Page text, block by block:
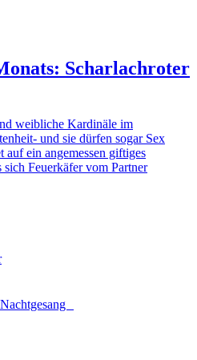
Scharlachroter
weibliche Kardinäle im
und sie dürfen sogar Sex
auf ein angemessen giftiges
Feuerkäfer vom Partner